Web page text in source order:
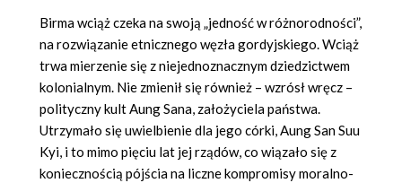
Birma wciąż czeka na swoją „jedność w różnorodności”,
na rozwiązanie etnicznego węzła gordyjskiego. Wciąż
trwa mierzenie się z niejednoznacznym dziedzictwem
kolonialnym. Nie zmienił się również – wzrósł wręcz –
polityczny kult Aung Sana, założyciela państwa.
Utrzymało się uwielbienie dla jego córki, Aung San Suu
Kyi, i to mimo pięciu lat jej rządów, co wiązało się z
koniecznością pójścia na liczne kompromisy moralno-